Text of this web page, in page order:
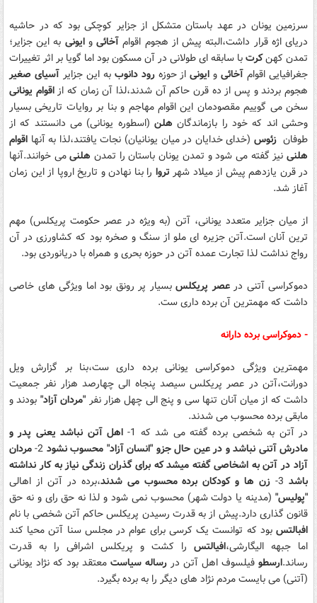
سرزمین یونان در عهد باستان متشکل از جزایر کوچکی بود که در حاشیه
دریای اژه قرار داشت،البته پیش از هجوم اقوام آخائیوایونی به این جزایر؛
تمدن کهنکرتبا سابقه ای طولانی در آن مسکون بود اما گویا بر اثر تغییرات
جغرافیایی اقوام آخائیو ایونیاز حوزهرود دانوببه این جزایرآسیای صغیر
هجوم بردند و پس از ده قرن حاکم آن شدند،لذا آن زمان که از اقوام یونانی
سخن می گوییم مقصودمان این اقوام مهاجم و بنا بر روایات تاریخی بسیار
وحشی اند که خود را بازماندگانهلن (اسطوره یونانی) می دانستند که از
طوفانزئوس (خدای خدایان در میان یونانیان) نجات یافتند،لذا به آنها اقوام
هلنینیز گفته می شود و تمدن یونان باستان را تمدن هلنیمی خوانند.آنها
در قرن یازدهم پیش از میلاد شهر تروا را بنا نهادن و تاریخ اروپا از این زمان
آغاز شد.
از میان جزایر متعدد یونانی، آتن (به ویژه در عصر حکومت پریکلس) مهم
ترین آنان است.آتن جزیره ای ملو از سنگ و صخره بود که کشاورزی در آن
رواج نداشت لذا تجارت عمده آتن در حوزه بحری و همراه با دریانوردی بود.
دموکراسی آتنی درعصر پریکلس بسیار پر رونق بود اما ویژگی های خاصی
داشت که مهمترین آن برده داری ست.
- دموکراسی برده دارانه
مهمترین ویژگی دموکراسی یونانی برده داری ست،بنا بر گزارش ویل
دورانت،آتن در عصر پریکلس سیصد پنجاه الی چهارصد هزار نفر جمعیت
داشت که از میان آنان تنها سی و پنج الی چهل هزار نفر "مردان آزاد" بودند و
مابقی برده محسوب می شدند.
در آتن به شخصی برده گفته می شد که 1-
اهل آتن نباشد یعنی پدر و
مادرش آتنی نباشد و در عین حال جزو "انسان آزاد" محسوب نشود 2- مردان
آزاد در آتن به اشخاصی گفته میشد که برای گذران زندگی نیاز به کار نداشته
باشد3- زن ها و کودکان برده محسوب می شدند،برده در آتن از اهالی
"پولیس" (مدینه یا دولت شهر) محسوب نمی شود و لذا نه حق رای و نه حق
قانون گذاری دارد.پیش از به قدرت رسیدن پریکلس حاکم آتن شخصی با نام
افبالتس بود که توانست یک کرسی برای عوام در مجلس سنا آتن محیا کند
اما جبهه الیگارشی،افیالتس را کشت و پریکلس اشرافی را به قدرت
رساند.ارسطو فیلسوف اهل آتن در رساله سیاست معتقد بود که نژاد یونانی
(آتنی) می بایست مردم نژاد های دیگر را به برده بگیرد.